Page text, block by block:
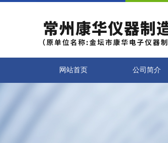
网站首页 公司简介